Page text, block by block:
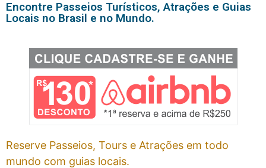
Encontre Passeios Turísticos, Atrações e Guias
Locais no Brasil e no Mundo.
Reserve Passeios, Tours e Atrações em todo
mundo com guias locais.